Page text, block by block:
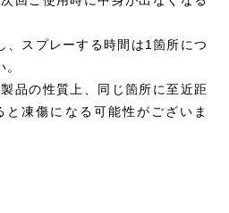
スプレーする時間は1箇所につ
品の性質上、同じ箇所に至近距
凍傷になる可能性がございま